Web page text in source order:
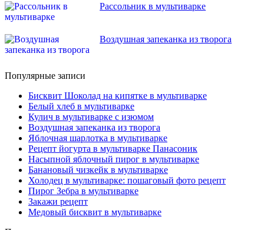
Рассольник в мультиварке
Воздушная запеканка из творога
Популярные записи
Бисквит Шоколад на кипятке в мультиварке
Белый хлеб в мультиварке
Кулич в мультиварке с изюмом
Воздушная запеканка из творога
Яблочная шарлотка в мультиварке
Рецепт йогурта в мультиварке Панасоник
Насыпной яблочный пирог в мультиварке
Банановый чизкейк в мультиварке
Холодец в мультиварке: пошаговый фото рецепт
Пирог Зебра в мультиварке
Закажи рецепт
Медовый бисквит в мультиварке